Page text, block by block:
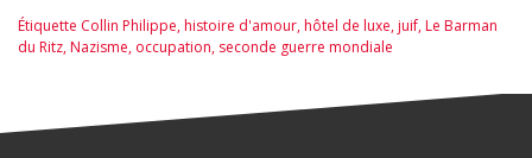
Étiquette Collin Philippe,histoire d'amour,hôtel de luxe,juif,Le Barman
du Ritz,Nazisme, occupation, seconde guerre mondiale